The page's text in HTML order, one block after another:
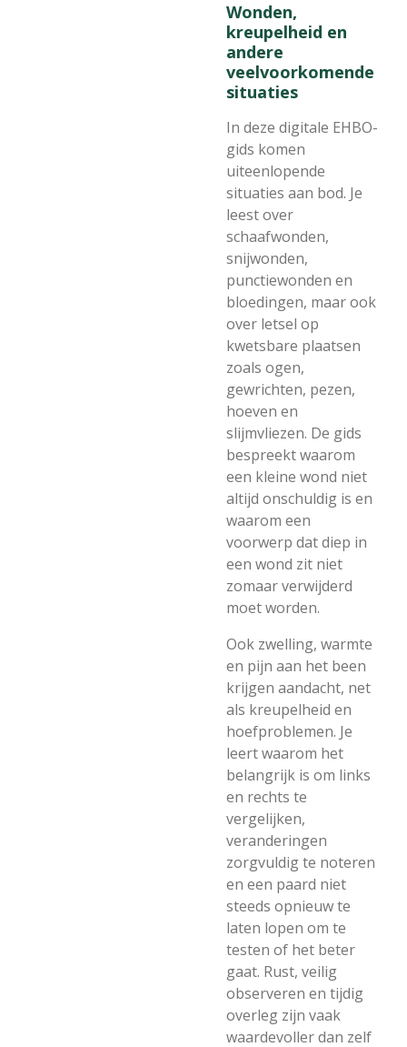
Wonden,
kreupelheid en
andere
veelvoorkomende
situaties
In deze digitale EHBO-
gids komen
uiteenlopende
situaties aan bod. Je
leest over
schaafwonden,
snijwonden,
punctiewonden en
bloedingen, maar ook
over letsel op
kwetsbare plaatsen
zoals ogen,
gewrichten, pezen,
hoeven en
slijmvliezen. De gids
bespreekt waarom
een kleine wond niet
altijd onschuldig is en
waarom een
voorwerp dat diep in
een wond zit niet
zomaar verwijderd
moet worden.
Ook zwelling, warmte
en pijn aan het been
krijgen aandacht, net
als kreupelheid en
hoefproblemen. Je
leert waarom het
belangrijk is om links
en rechts te
vergelijken,
veranderingen
zorgvuldig te noteren
en een paard niet
steeds opnieuw te
laten lopen om te
testen of het beter
gaat. Rust, veilig
observeren en tijdig
overleg zijn vaak
waardevoller dan zelf